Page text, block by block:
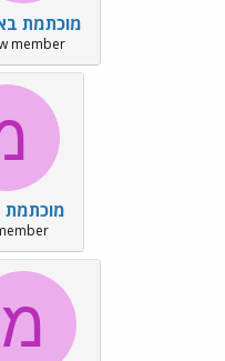
מוכתמת
member
מ